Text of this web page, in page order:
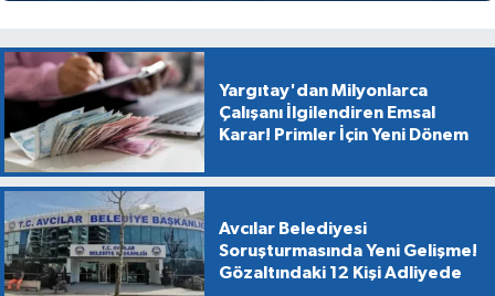
Yargıtay'dan Milyonlarca
Çalışanı İlgilendiren Emsal
Karar! Primler İçin Yeni Dönem
Avcılar Belediyesi
Soruşturmasında Yeni Gelişme!
Gözaltındaki 12 Kişi Adliyede